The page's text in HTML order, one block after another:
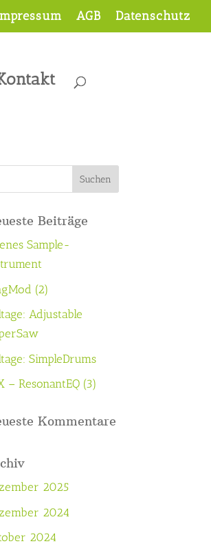
AGB Datenschutz
Beiträge
Sample-
(2)
Adjustable
SimpleDrums
– ResonantEQ (3)
Kommentare
2025
2024
2024